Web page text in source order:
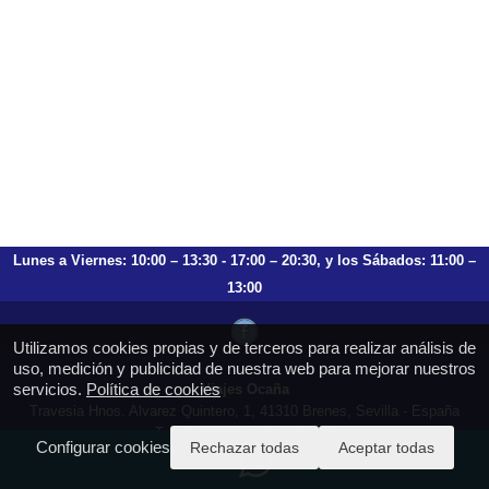
Utilizamos cookies propias y de terceros para realizar análisis de
uso, medición y publicidad de nuestra web para mejorar nuestros
servicios. Política de cookies
Configurar cookies Rechazar todas Aceptar todas
Lunes a Viernes: 10:00 – 13:30 - 17:00 – 20:30, y los Sábados: 11:00 –
13:00
Viajes Ocaña
T.: 659 753 504 954 797 472
https://viajesocana.es
reservas@viajesocana.es